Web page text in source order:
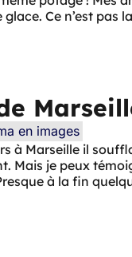
Ce n’est pas
en images
à Marseille il
Mais je peux
à la fin